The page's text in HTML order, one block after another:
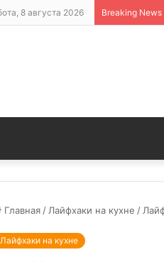
8 августа 2026 Breaking News
Главная / Лайфхаки на кухне /
Лайфхаки на кухне